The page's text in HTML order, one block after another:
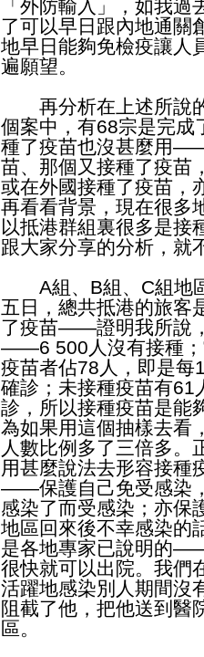
「外防輸入」，如我
了可以早日跟內地通關
地早日能夠免檢疫讓人
遍願望。
再分析在上述所說的
個案中，有68宗是完成
種了疫苗也沒甚麼用
苗、那個又接種了疫苗
或在外國接種了疫苗，
再看看背景，現在很多
以抵港群組裏很多是接
跟大家分享的分析，就
A組、B組、C組地區
五日，總共抵港的旅客
了疫苗——證明我所說
——6 500人沒有接種；
疫苗者佔78人，即是每
確診；未接種疫苗有61
診，所以接種疫苗是能
為如果用這個抽樣去看
人數比例多了三倍多。
用甚麼說法去形容接種
——保護自己免受感染
感染了而受感染；亦保
地區回來後不幸感染
是各地專家已說明的
很快就可以出院。我們
活躍地感染別人期間沒
阻截了他，把他送到醫
區。